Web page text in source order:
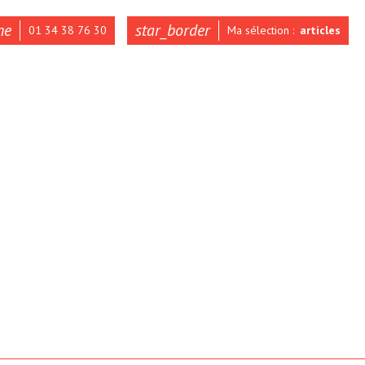
01 34 38 76 30 star_border Ma sélection : articles